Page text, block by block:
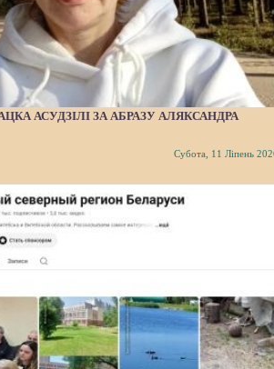
АСУДЗІЛІ ЗА АБРАЗУ АЛЯКСАНДРА
Субота, 11 Ліпень